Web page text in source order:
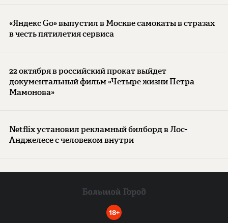
«Яндекс Go» выпустил в Москве самокаты в стразах
в честь пятилетия сервиса
22 октября в российский прокат выйдет
документальный фильм «Четыре жизни Петра
Мамонова»
Netflix установил рекламный билборд в Лос-
Анджелесе с человеком внутри
18+